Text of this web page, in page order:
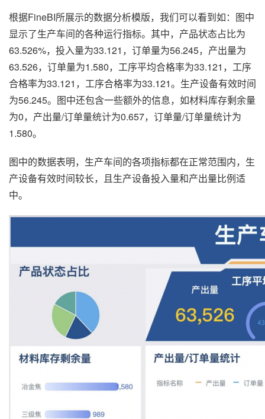
根据FineBI所展示的数据分析模版，我们可以看到如：图中
显示了生产车间的各种运行指标。其中，产品状态占比为
63.526%，投入量为33.121，订单量为56.245，产出量为
63.526，订单量为1.580，工序平均合格率为33.121，工序
合格率为33.121，工序合格率为33.121。生产设备有效时间
为56.245。图中还包含一些额外的信息，如材料库存剩余量
为0，产出量/订单量统计为0.657，订单量/订单量统计为
1.580。
图中的数据表明，生产车间的各项指标都在正常范围内，生
产设备有效时间较长，且生产设备投入量和产出量比例适
中。